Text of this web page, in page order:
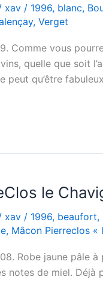
xav / 1996, blanc,
, Verget
Comme vous
quelle que soit
peut qu’être
le
xav / 1996, beaufort,
, Mâcon Pierreclos «
Robe jaune pâle à
notes de miel.